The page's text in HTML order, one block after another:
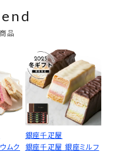
品
ムク
銀座千疋屋
銀座千疋屋 銀座ミルフ